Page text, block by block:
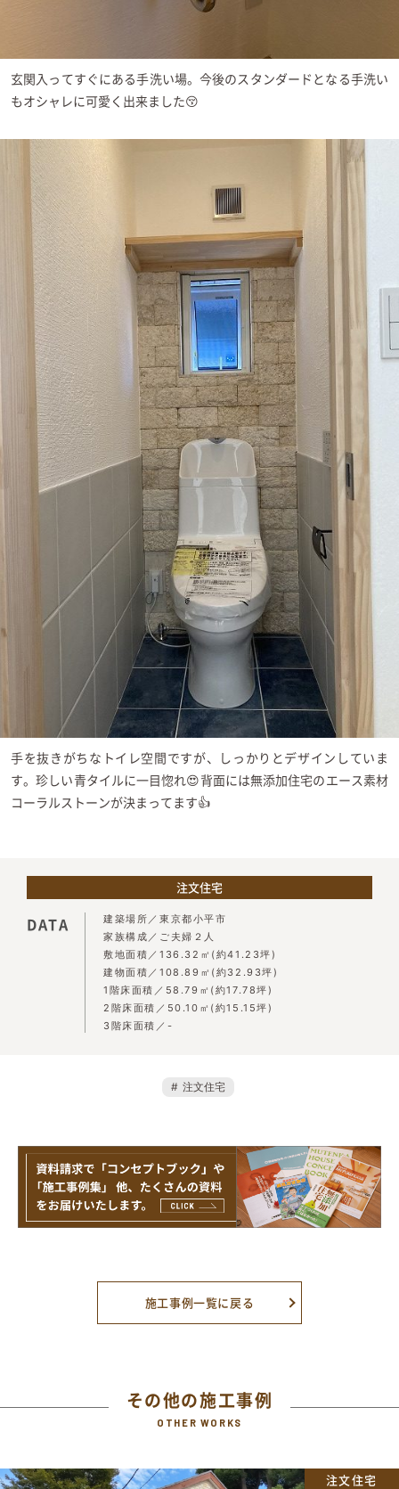
玄関入ってすぐにある手洗い場。今後のスタンダードとなる手洗い
もオシャレに可愛く出来ました😚
手を抜きがちなトイレ空間ですが、しっかりとデザインしていま
す。珍しい青タイルに一目惚れ😍背面には無添加住宅のエース素材
コーラルストーンが決まってます👍
注文住宅
DATA 建築場所
東京都小平市
家族構成
ご夫婦２人
敷地面積
136.32㎡(約41.23坪)
建物面積
108.89㎡(約32.93坪)
1階床面積
58.79㎡(約17.78坪)
2階床面積
50.10㎡(約15.15坪)
3階床面積
-
注文住宅
施工事例一覧に戻る
その他の施工事例
OTHER WORKS
注文住宅